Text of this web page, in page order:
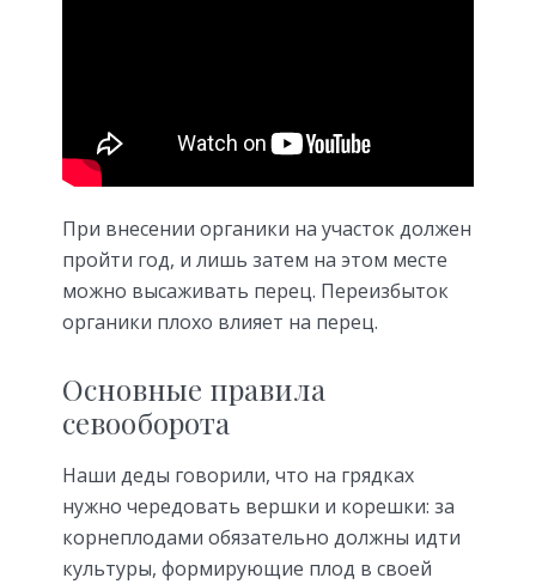
При внесении органики на участок должен
пройти год, и лишь затем на этом месте
можно высаживать перец. Переизбыток
органики плохо влияет на перец.
Основные правила
севооборота
Наши деды говорили, что на грядках
нужно чередовать вершки и корешки: за
корнеплодами обязательно должны идти
культуры, формирующие плод в своей